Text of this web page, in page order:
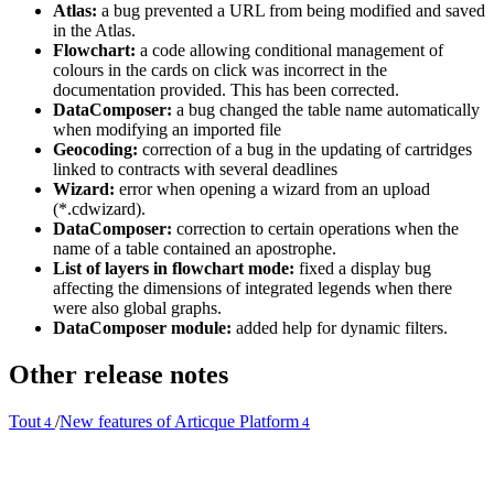
Atlas: a bug prevented a URL from being modified and saved
in the Atlas.
Flowchart: a code allowing conditional management of
colours in the cards on click was incorrect in the
documentation provided. This has been corrected.
DataComposer: a bug changed the table name automatically
when modifying an imported file
Geocoding: correction of a bug in the updating of cartridges
linked to contracts with several deadlines
Wizard: error when opening a wizard from an upload
(*.cdwizard).
DataComposer: correction to certain operations when the
name of a table contained an apostrophe.
List of layers in flowchart mode: fixed a display bug
affecting the dimensions of integrated legends when there
were also global graphs.
DataComposer module: added help for dynamic filters.
Other release notes
Tout4 /New features of Articque Platform 4